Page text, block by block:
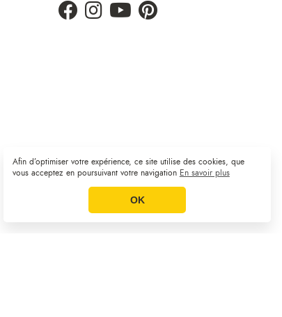
Afin d’optimiser votre expérience, ce site utilise des cookies, que
vous acceptez en poursuivant votre navigation En savoir plus
OK
Plan du site | CGV | Mentions légales